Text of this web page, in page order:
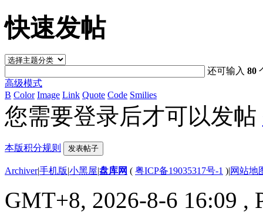
快速发帖
还可输入80
高级模式
B Color Image Link Quote Code Smilies
您需要登录后才可以发帖
本版积分规则 发表帖子
Archiver|手机版|小黑屋|盘库网 ( 粤ICP备19035317号-1 )|网站地
GMT+8, 2026-8-6 16:09 ,